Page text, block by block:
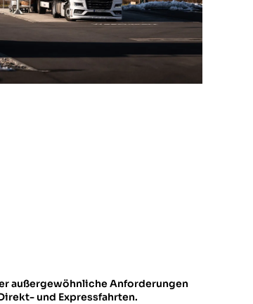
außergewöhnliche Anforderungen
und Expressfahrten.